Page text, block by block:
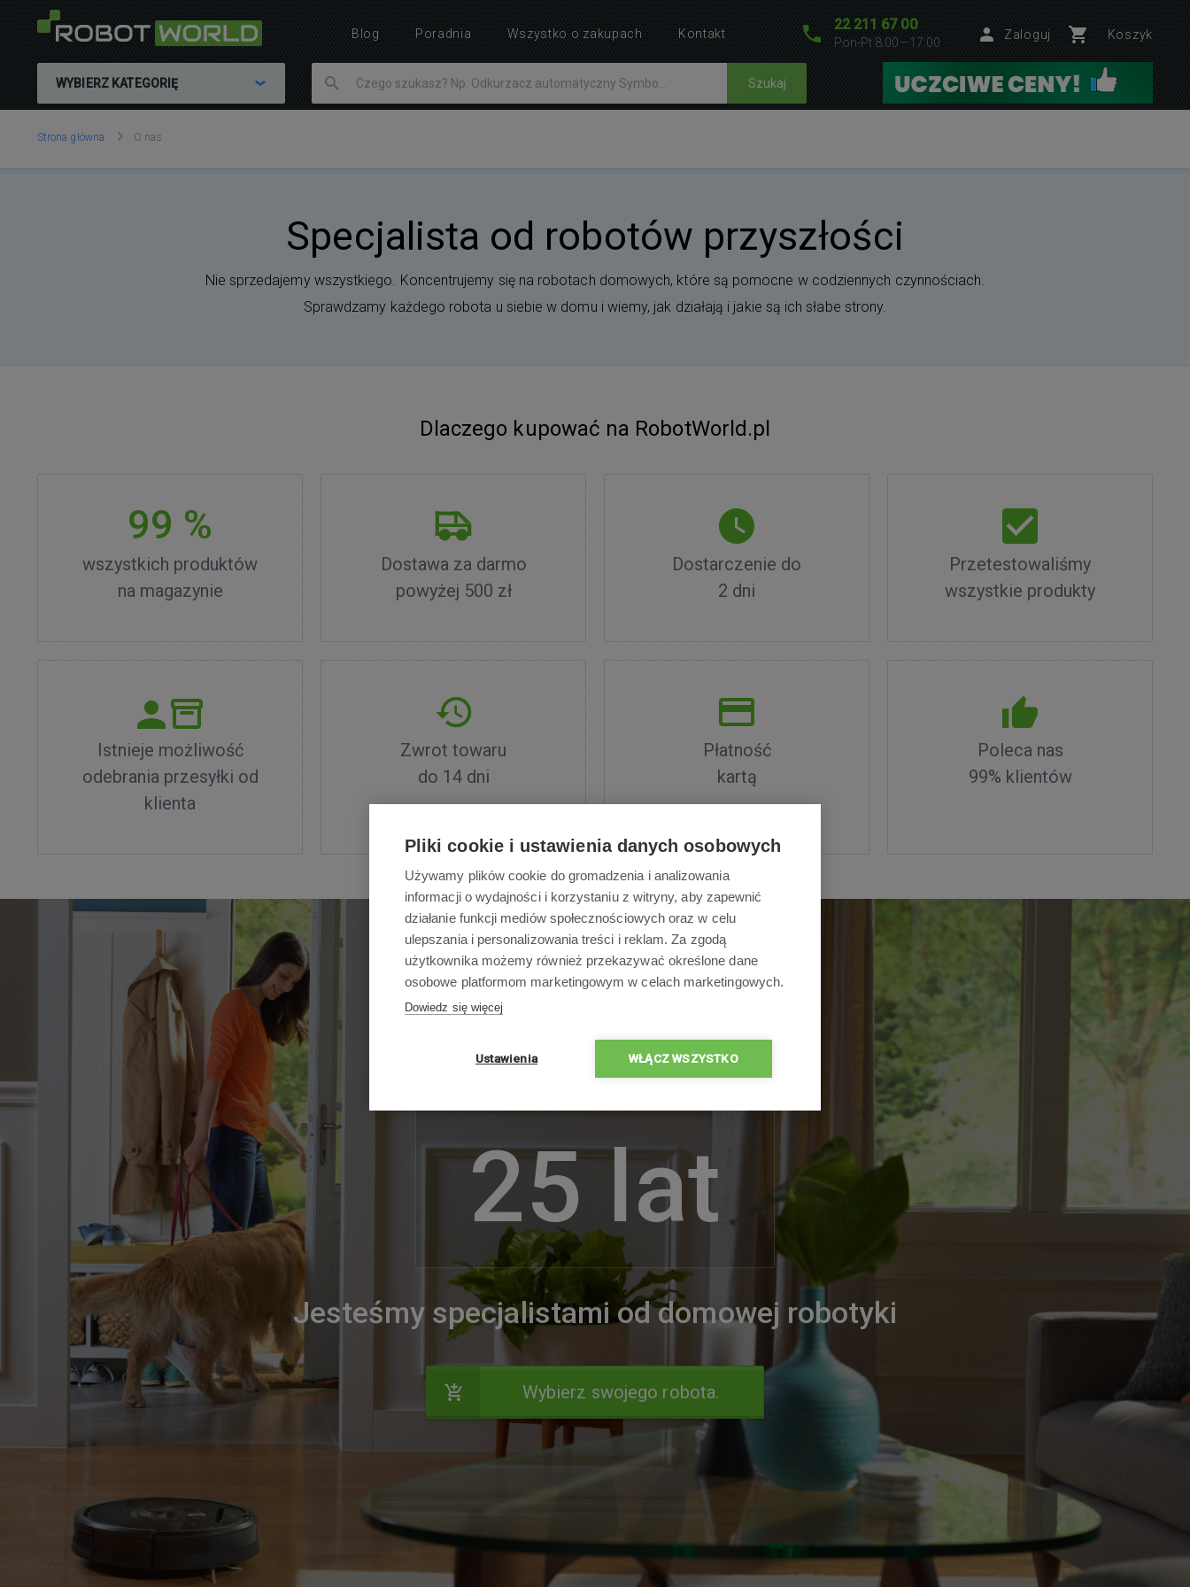
22 211 67 00
Pon-Pt 8:00—17:00
Zaloguj Koszyk
WYBIERZ KATEGORIĘ Szukaj
Znajdujesz
tutaj:
Strona główna O nas
Specjalista od robotów przyszłości
Nie sprzedajemy wszystkiego. Koncentrujemy się na robotach domowych, które są pomocne w codziennych czynnościach.
Sprawdzamy każdego robota u siebie w domu i wiemy, jak działają i jakie są ich słabe strony.
Dlaczego kupować na RobotWorld.pl
99 %
wszystkich produktów
na magazynie
Dostawa za darmo
powyżej 500 zł
Dostarczenie do
2 dni
Przetestowaliśmy
wszystkie produkty
Istnieje możliwość
odebrania przesyłki od
klienta
Zwrot towaru
do 14 dni
Płatność
kartą
Poleca nas
99% klientów
25 lat
Jesteśmy specjalistami od domowej robotyki
Wybierz swojego robota.
Blog Poradnia Wszystko o zakupach Kontakt
Pliki cookie i ustawienia danych osobowych
Używamy plików cookie do gromadzenia i analizowania
informacji o wydajności i korzystaniu z witryny, aby zapewnić
działanie funkcji mediów społecznościowych oraz w celu
ulepszania i personalizowania treści i reklam. Za zgodą
użytkownika możemy również przekazywać określone dane
osobowe platformom marketingowym w celach marketingowych.
Dowiedz się więcej
Ustawienia WŁĄCZ WSZYSTKO